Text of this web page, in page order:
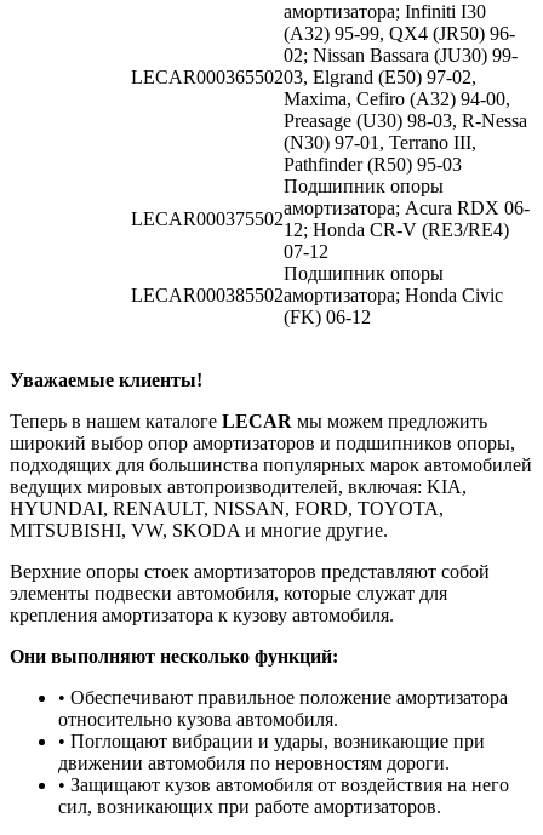
LECAR000365502
амортизатора; Infiniti I30
(A32) 95-99, QX4 (JR50) 96-
02; Nissan Bassara (JU30) 99-
03, Elgrand (E50) 97-02,
Maxima, Cefiro (A32) 94-00,
Preasage (U30) 98-03, R-Nessa
(N30) 97-01, Terrano III,
Pathfinder (R50) 95-03
LECAR000375502
Подшипник опоры
амортизатора; Acura RDX 06-
12; Honda CR-V (RE3/RE4)
07-12
LECAR000385502
Подшипник опоры
амортизатора; Honda Civic
(FK) 06-12
Уважаемые клиенты!
Теперь в нашем каталоге LECAR мы можем предложить
широкий выбор опор амортизаторов и подшипников опоры,
подходящих для большинства популярных марок автомобилей
ведущих мировых автопроизводителей, включая: KIA,
HYUNDAI, RENAULT, NISSAN, FORD, TOYOTA,
MITSUBISHI, VW, SKODA и многие другие.
Верхние опоры стоек амортизаторов представляют собой
элементы подвески автомобиля, которые служат для
крепления амортизатора к кузову автомобиля.
Они выполняют несколько функций:
• Обеспечивают правильное положение амортизатора
относительно кузова автомобиля.
• Поглощают вибрации и удары, возникающие при
движении автомобиля по неровностям дороги.
• Защищают кузов автомобиля от воздействия на него
сил, возникающих при работе амортизаторов.